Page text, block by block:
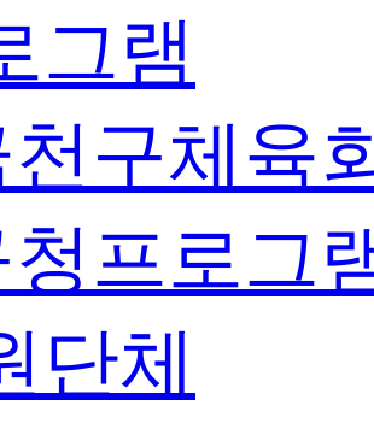
그램
천구체육
청프로그
단체